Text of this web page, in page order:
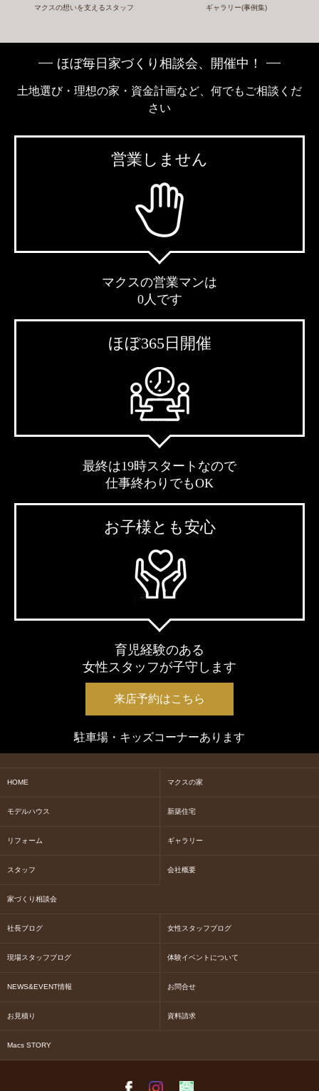
マクスの想いを支えるスタッフ ギャラリー(事例集)
ほぼ毎日家づくり相談会、開催中！
土地選び・理想の家・資金計画など、何でもご相談くだ
さい
営業しません
マクスの営業マンは
0人です
ほぼ365日開催
最終は19時スタートなので
仕事終わりでもOK
お子様とも安心
育児経験のある
女性スタッフが子守します
来店予約はこちら
駐車場・キッズコーナーあります
HOME マクスの家
モデルハウス 新築住宅
リフォーム ギャラリー
スタッフ 会社概要
家づくり相談会
社長ブログ 女性スタッフブログ
現場スタッフブログ 体験イベントについて
NEWS&EVENT情報 お問合せ
お見積り 資料請求
Macs STORY